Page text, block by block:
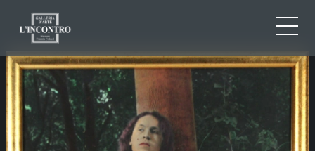
EN
CHI SIAMO
NEWS ED EVENTI
ARTISTI E OPERE
MOSTRE